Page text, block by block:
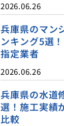
2026.06.26
兵庫県のマン
ンキング5選
指定業者
2026.06.26
兵庫県の水道
選！施工実績
比較